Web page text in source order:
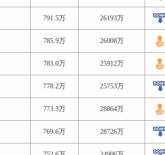
791.5万 26193万
785.9万 26008万
783.0万 25912万
778.2万 25753万
773.3万 28864万
769.6万 28726万